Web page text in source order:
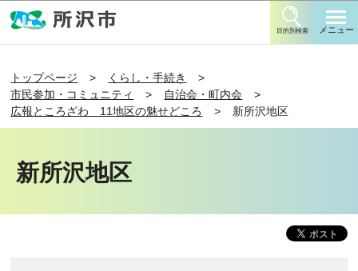
目的別検索 メニュー
トップページ
くらし・手続き
市民参加・コミュニティ
自治会・町内会
広報ところざわ 11地区の魅せどころ
新所沢地区
新所沢地区